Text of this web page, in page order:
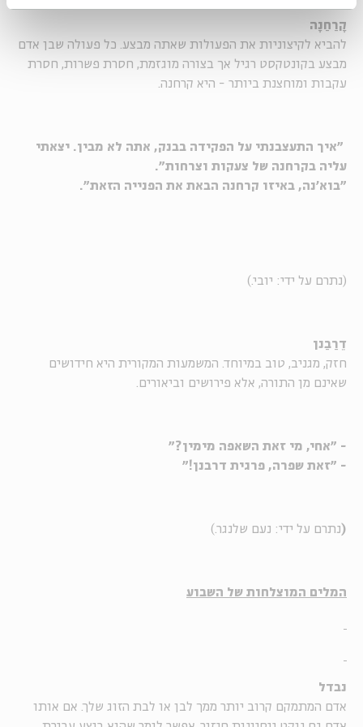
קָרַחַנָה
להביא לקיצוניות את הפעולות שאתה מבצע. כל פעולה שבן אדם
מבצע בקונטקסט רגיל אך בצורה מוגזמת, חסרת פשרות, חסרת
עקבות ומוחצנת ביותר - היא קרחנה.
"איך התעצבנתי על הפקידה בבנק, אתה לא מבין. יצאתי
עליה בקרחנה של צעקות וצרחות".
"בוא'נה, באיזו קרחנה הבאת את הפנייה הזאת".
(נתרם על ידי: יובי.)
דֵרַבַנן
חזק, מגניב, טוב במיוחד. המשמעות המקורית היא חידושים
שאינם מן התורה, אלא פירושים וביאורים.
- "אחי, מי זאת השאפה מימין?"
- "זאת שפרה, פרגית דרבנן!"
( נתרם על ידי: נעם שלנגר.)
המלים המוצלחות של השבוע
נבדל
אדם המתמקם קרוב יותר ממך לבן או לבת הזוג שלך. אם אותו